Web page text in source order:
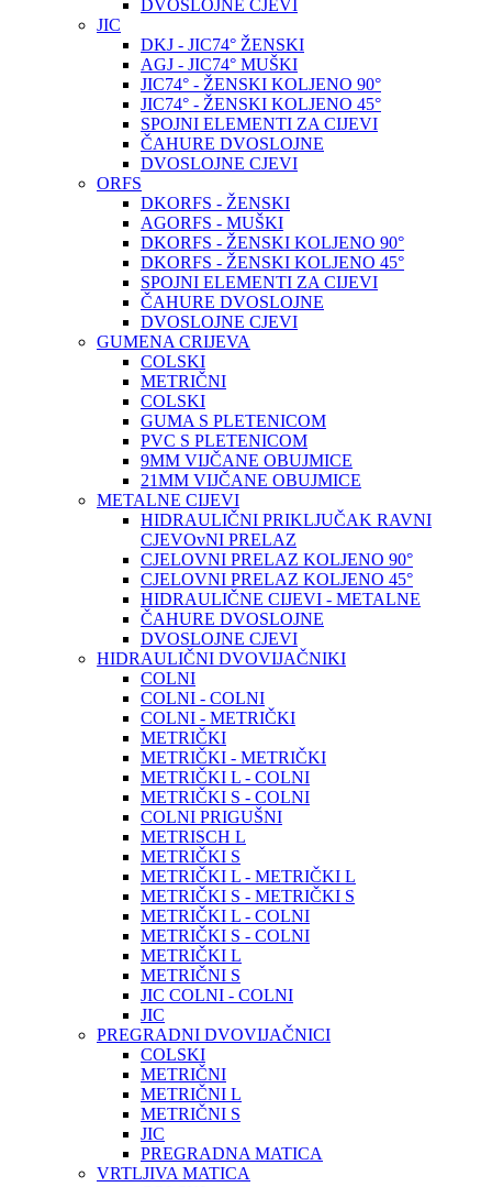
DVOSLOJNE CJEVI
JIC
DKJ - JIC74° ŽENSKI
AGJ - JIC74° MUŠKI
JIC74° - ŽENSKI KOLJENO 90°
JIC74° - ŽENSKI KOLJENO 45°
SPOJNI ELEMENTI ZA CIJEVI
ČAHURE DVOSLOJNE
DVOSLOJNE CJEVI
ORFS
DKORFS - ŽENSKI
AGORFS - MUŠKI
DKORFS - ŽENSKI KOLJENO 90°
DKORFS - ŽENSKI KOLJENO 45°
SPOJNI ELEMENTI ZA CIJEVI
ČAHURE DVOSLOJNE
DVOSLOJNE CJEVI
GUMENA CRIJEVA
COLSKI
METRIČNI
COLSKI
GUMA S PLETENICOM
PVC S PLETENICOM
9MM VIJČANE OBUJMICE
21MM VIJČANE OBUJMICE
METALNE CIJEVI
HIDRAULIČNI PRIKLJUČAK RAVNI
CJEVOvNI PRELAZ
CJELOVNI PRELAZ KOLJENO 90°
CJELOVNI PRELAZ KOLJENO 45°
HIDRAULIČNE CIJEVI - METALNE
ČAHURE DVOSLOJNE
DVOSLOJNE CJEVI
HIDRAULIČNI DVOVIJAČNIKI
COLNI
COLNI - COLNI
COLNI - METRIČKI
METRIČKI
METRIČKI - METRIČKI
METRIČKI L - COLNI
METRIČKI S - COLNI
COLNI PRIGUŠNI
METRISCH L
METRIČKI S
METRIČKI L - METRIČKI L
METRIČKI S - METRIČKI S
METRIČKI L - COLNI
METRIČKI S - COLNI
METRIČKI L
METRIČNI S
JIC COLNI - COLNI
JIC
PREGRADNI DVOVIJAČNICI
COLSKI
METRIČNI
METRIČNI L
METRIČNI S
JIC
PREGRADNA MATICA
VRTLJIVA MATICA